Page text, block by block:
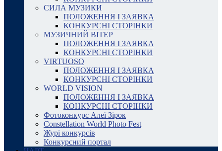
СИЛА МУЗИКИ
ПОЛОЖЕННЯ І ЗАЯВКА
КОНКУРСНІ СТОРІНКИ
МУЗИЧНИЙ ВІТЕР
ПОЛОЖЕННЯ І ЗАЯВКА
КОНКУРСНІ СТОРІНКИ
VIRTUOSO
ПОЛОЖЕННЯ І ЗАЯВКА
КОНКУРСНІ СТОРІНКИ
WORLD VISION
ПОЛОЖЕННЯ І ЗАЯВКА
КОНКУРСНІ СТОРІНКИ
Фотоконкурс Алеї Зірок
Constellation World Photo Fest
Журі конкурсів
Конкурсний портал